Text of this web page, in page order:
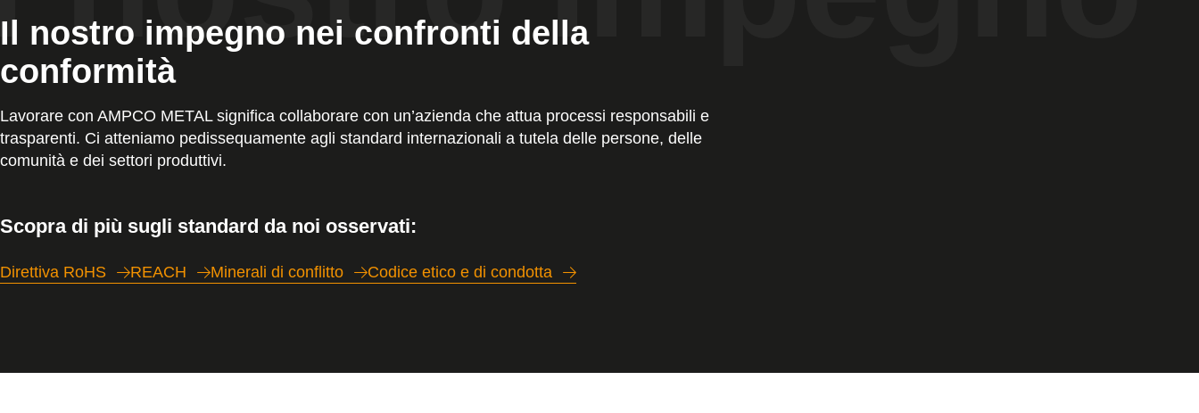
Il nostro impegno nei confronti della
conformità
Lavorare con AMPCO METAL significa collaborare con un’azienda che attua processi responsabili e
trasparenti. Ci atteniamo pedissequamente agli standard internazionali a tutela delle persone, delle
comunità e dei settori produttivi.
Scopra di più sugli standard da noi osservati:
Direttiva RoHS REACH Minerali di conflitto Codice etico e di condotta